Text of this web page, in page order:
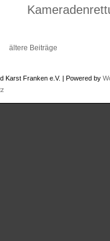
ältere Beiträge
Karst Franken e.V. | Powered by